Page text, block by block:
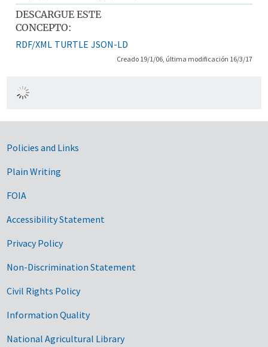
DESCARGUE ESTE
CONCEPTO:
RDF/XML TURTLE JSON-LD
Creado 19/1/06, última modificación 16/3/17
Government Links
Policies and Links
Plain Writing
FOIA
Accessibility Statement
Privacy Policy
Non-Discrimination Statement
Civil Rights Policy
Information Quality
National Agricultural Library